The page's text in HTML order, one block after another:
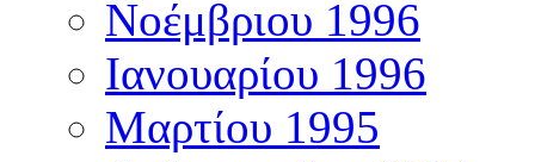
Νοέμβριου 1996
Ιανουαρίου 1996
Μαρτίου 1995